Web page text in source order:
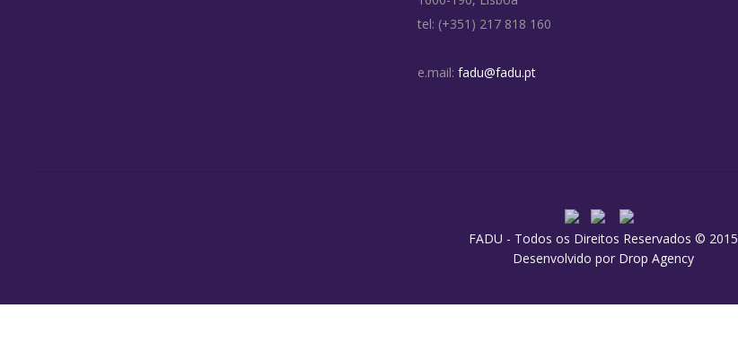
tel: (+351) 217 818 160
e.mail: fadu@fadu.pt
FADU - Todos os Direitos Reservados © 2015
Desenvolvido por Drop Agency